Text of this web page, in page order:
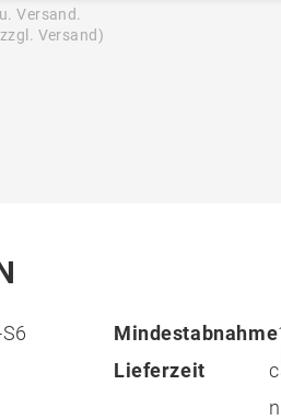
3.000 St.
Versand.
Versand)
Mindestabnahme
Lieferzeit